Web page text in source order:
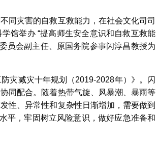
同灾害的自救互救能力，在社会文化司司
馆举办 “提高师生安全意识和自救互救能
员会副主任、原国务院参事闪淳昌教授为
灾减灾十年规划（2019-2028年）》。闪
同配合。随着热带气旋、风暴潮、暴雨等
性、异常性和复杂性日渐增加，需要做到
平，牢固树立风险意识，做好应急准备和